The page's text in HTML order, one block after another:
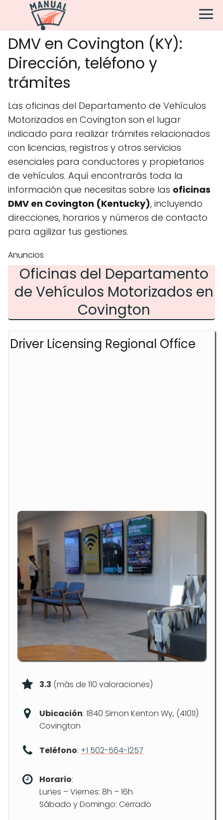
DMV en Covington (KY):
Dirección, teléfono y
trámites
Las oficinas del Departamento de Vehículos
Motorizados en Covington son el lugar
indicado para realizar trámites relacionados
con licencias, registros y otros servicios
esenciales para conductores y propietarios
de vehículos. Aquí encontrarás toda la
información que necesitas sobre las oficinas
DMV en Covington (Kentucky), incluyendo
direcciones, horarios y números de contacto
para agilizar tus gestiones.
Anuncios
Oficinas del Departamento
de Vehículos Motorizados en
Covington
Driver Licensing Regional Office
3.3 (más de 110 valoraciones)
Ubicación: 1840 Simon Kenton Wy, (41011)
Covington
Teléfono: +1 502-564-1257
Horario:
Lunes – Viernes: 8h – 16h
Sábado y Domingo: Cerrado